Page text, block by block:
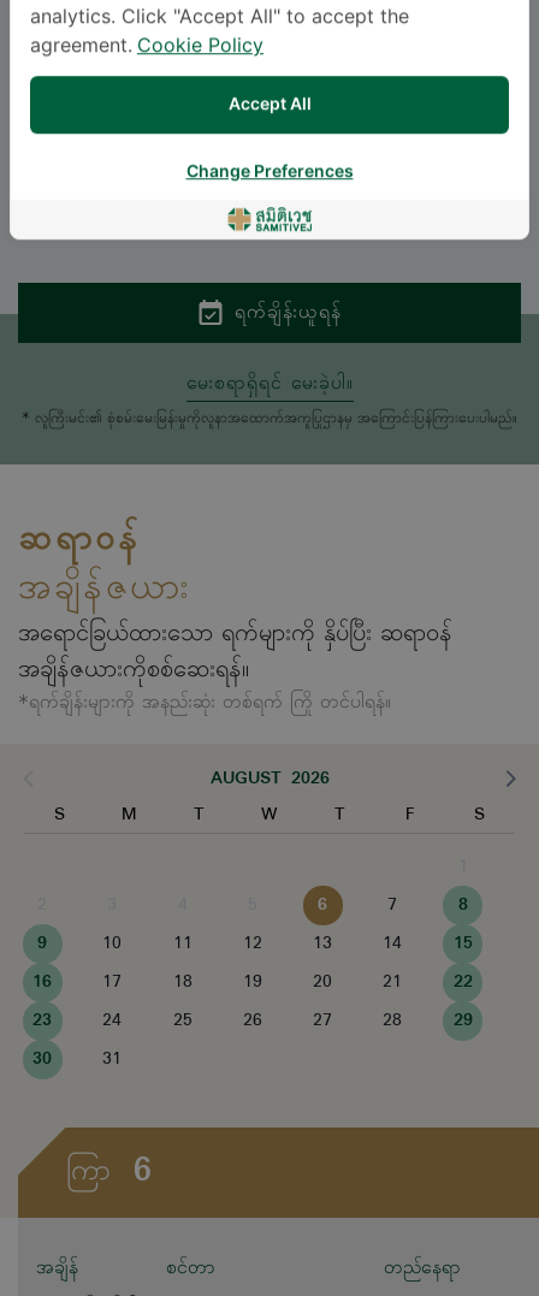
ဆစ်မီတဝေ့ ဆရီနာခရင်
Specialties: Emergency Medicine-
Emergency Medicine
ဘာသာစကား
ရက်ချိန်းယူရန်
မေးစရာရှိရင် မေးခဲ့ပါ။
* လူကြီးမင်း၏ စုံစမ်းမေးမြန်းမှုကိုလူနာအထောက်အကူပြုဌာနမှ အကြောင်းပြန်ကြားပေးပါမည်။
ဆရာဝန်
အချိန်ဇယား
အရောင်ခြယ်ထားသော ရက်များကို နှိပ်ပြီး ဆရာဝန်
အချိန်ဇယားကိုစစ်ဆေးရန်။
*ရက်ချိန်းများကို အနည်းဆုံး တစ်ရက် ကြို တင်ပါရန်။
AUGUST 2026
S
M T W T F
S
6 7
8
9
10 11 12 13 14
15
16
17 18 19 20 21
22
23
24 25 26 27 28
29
30
31
ကြာ 6
အချိန် စင်တာ
တည်နေရာ
analytics. Click "Accept All" to accept the
agreement. Cookie Policy
Accept All
Change Preferences